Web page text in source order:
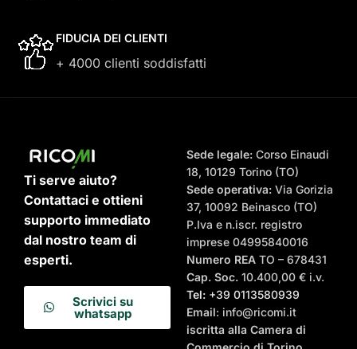
FIDUCIA DEI CLIENTI
+ 4000 clienti soddisfatti
Ti serve aiuto?
Contattaci e ottieni
supporto immediato
dal nostro team di
esperti.
Scrivici su
whatsapp
Sede legale:Corso Einaudi
18, 10129 Torino (TO)
Sede operativa:Via Gorizia
37, 10092 Beinasco (TO)
P.Iva e n.iscr. registro
imprese 04995840016
Numero REA TO – 678431
Cap. Soc.10.400,00 € i.v.
Tel:+39 0113580939
Email: info@ricomi.it
iscritta alla Camera di